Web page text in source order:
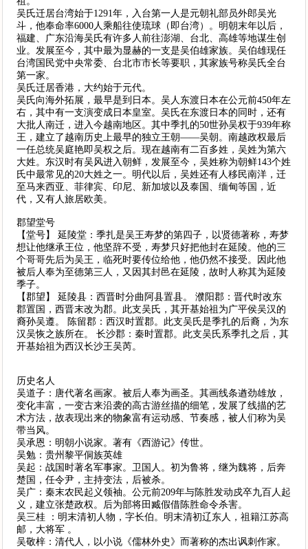
吴氏迁居台湾始于1291年，入台第一人是元朝礼部员外郎吴光
斗，他奉命率6000人乘船往使琉球（即台湾）。明朝末年以后，
福建、广东沿海吴氏有许多人前往澎湖、台北、高雄等地谋生创
业。发展至今，其中最为显赫的一支是吴伯雄家族。吴伯雄现任
台湾国民党中央常委、台北市市长等要职，其家族号称吴氏全台
第一家。
吴氏迁居香港，大约始于元代。
吴氏向海外拓展，最早是到日本。吴人东渡日本在公元前450年左
右，其中有一支演变成日本皇室。吴氏在东渡日本的同时，还有
大批人南迁，进入今越南地区。其中季扎的50世孙吴权于939年称
王，建立了越南历史上最早的独立王朝——吴朝。南越政权最后
一任总统吴庭艳即吴权之后。现在越南有二百多姓，吴姓为第六
大姓。东汉时有吴风进入朝鲜，发展至今，吴姓称为朝鲜143个姓
氏中最常见的20大姓之一。明代以后，吴姓还有人移民南洋，迁
至马来西亚、菲律宾、印尼、新加坡以及泰国、缅甸等国，近
代，又有人旅居欧美。
郡望堂号
【堂号】 延陵堂：季扎是吴王寿梦的第四子，以贤德著称，寿梦
想让他继承王位，他坚辞不受，寿梦只好把他封在延陵。他的三
个哥哥先后为吴王，临死时要传位给他，他仍然不接受。因此他
被后人奉为至德第三人，又因其封邑在延陵，故时人称其为延陵
季子。
【郡望】 延陵县：西晋时分曲阿县置县。 濮阳郡：晋代时改东
郡置国，西晋末改为郡。此支吴氏，其开基始祖为广平侯吴汉的
裔孙吴遵。 陈留郡：西汉时置郡。此支吴氏是季扎的后裔，为东
汉吴恢之族所在。 长沙郡：秦时置郡。此支吴氏系季扎之后，其
开基始祖为西汉长沙王吴芮。
历史名人
吴道子：唐代著名画家。被后人奉为画圣。其画线条遒劲雄放，
变化丰富，一变古来沿袭的高古游丝描的细笔，发展了线描的艺
术方法，故表现出来的物象富有运动感、节奏感，被人们称为吴
带当风。
吴承恩：明朝小说家。著有《西游记》传世。
吴勉：贵州黎平侗族英雄
吴起：战国时著名军事家。卫国人。初为鲁将，继为魏将，后奔
楚国，任令尹，主持变法，后被杀。
吴广：秦末农民起义领袖。公元前209年与陈胜发动戍卒九百人起
义，建立张楚政权。后为部将田臧假借陈胜命令杀害。
吴三桂 ：明末清初人物，字长伯。明末清初辽东人，祖籍江苏高
邮，大将军 。
吴敬梓：清代人，以小说《儒林外史》而著称的杰出讽刺作家。